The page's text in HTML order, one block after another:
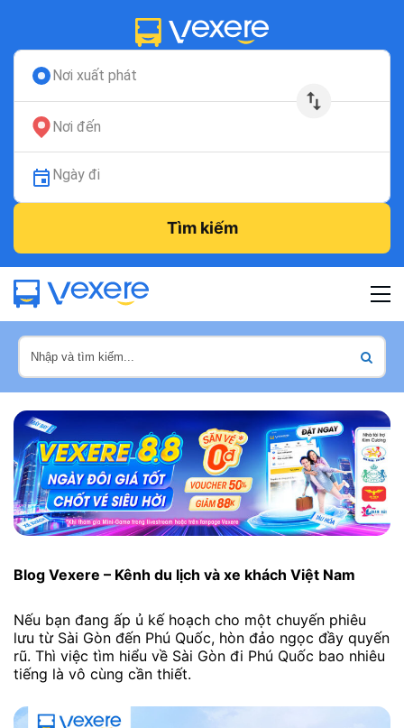
Nơi xuất phát
Nơi đến
Ngày đi
Tìm kiếm
Blog Vexere – Kênh du lịch và xe khách Việt Nam
Nếu bạn đang ấp ủ kế hoạch cho một chuyến phiêu
lưu từ Sài Gòn đến Phú Quốc, hòn đảo ngọc đầy quyến
rũ. Thì việc tìm hiểu về Sài Gòn đi Phú Quốc bao nhiêu
tiếng là vô cùng cần thiết.